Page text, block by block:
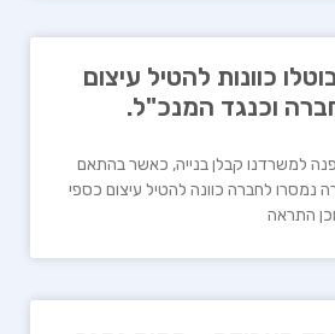
כוונות להטיל עיצום
וכנגד המנכ"ל.
בתחילת שנת 2022 פנה למשרדנו קבלן בנייה, כאשר בהתאם
נמסרו לחברה כוונה להטיל עיצום כספי